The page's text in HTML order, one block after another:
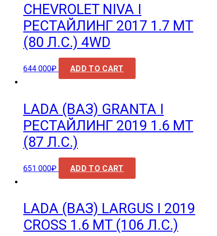
CHEVROLET NIVA I
РЕСТАЙЛИНГ 2017 1.7 MT
(80 Л.С.) 4WD
644 000₽ ADD TO CART
LADA (ВАЗ) GRANTA I
РЕСТАЙЛИНГ 2019 1.6 MT
(87 Л.С.)
651 000₽ ADD TO CART
LADA (ВАЗ) LARGUS I 2019
CROSS 1.6 MT (106 Л.С.)